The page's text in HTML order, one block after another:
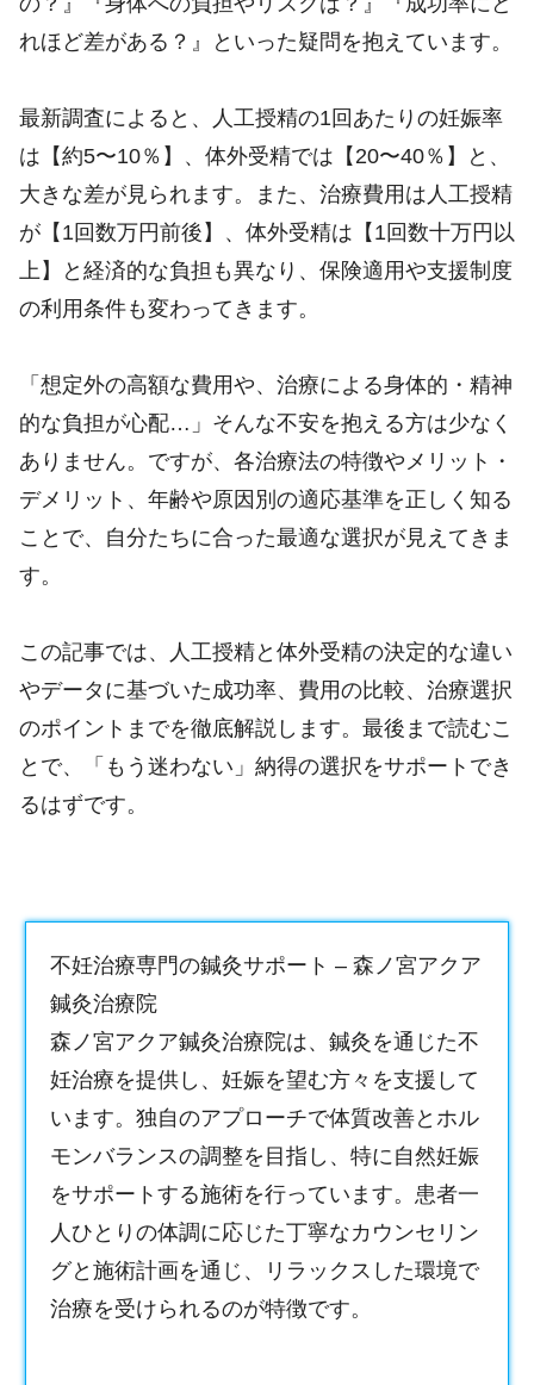
れほど差がある？』といった疑問を抱えています。
最新調査によると、人工授精の1回あたりの妊娠率
は【約5〜10％】、体外受精では【20〜40％】と、
大きな差が見られます。また、治療費用は人工授精
が【1回数万円前後】、体外受精は【1回数十万円以
上】と経済的な負担も異なり、保険適用や支援制度
の利用条件も変わってきます。
「想定外の高額な費用や、治療による身体的・精神
的な負担が心配…」そんな不安を抱える方は少なく
ありません。ですが、各治療法の特徴やメリット・
デメリット、年齢や原因別の適応基準を正しく知る
ことで、自分たちに合った最適な選択が見えてきま
す。
この記事では、人工授精と体外受精の決定的な違い
やデータに基づいた成功率、費用の比較、治療選択
のポイントまでを徹底解説します。最後まで読むこ
とで、「もう迷わない」納得の選択をサポートでき
るはずです。
不妊治療専門の鍼灸サポート – 森ノ宮アクア
鍼灸治療院
森ノ宮アクア鍼灸治療院は、鍼灸を通じた不
妊治療を提供し、妊娠を望む方々を支援して
います。独自のアプローチで体質改善とホル
モンバランスの調整を目指し、特に自然妊娠
をサポートする施術を行っています。患者一
人ひとりの体調に応じた丁寧なカウンセリン
グと施術計画を通じ、リラックスした環境で
治療を受けられるのが特徴です。